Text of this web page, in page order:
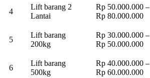
4
Lift barang 2
Lantai
Rp 50.000.000 –
Rp 80.000.000
5
Lift barang
200kg
Rp 30.000.000 –
Rp 50.000.000
6
Lift barang
500kg
Rp 40.000.000 –
Rp 60.000.000